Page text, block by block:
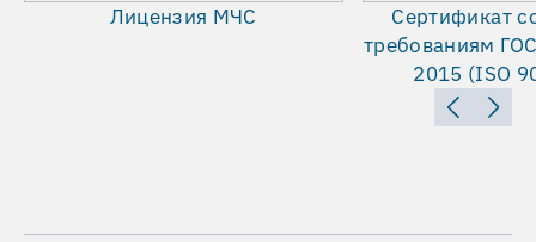
Лицензия МЧC
Сертификат
требованиям
2015 (ISO